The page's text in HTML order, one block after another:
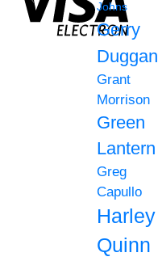
Johns
Gerry
Duggan
Grant
Morrison
Green
Lantern
Greg
Capullo
Harley
Quinn